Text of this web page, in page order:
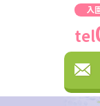
入
tel